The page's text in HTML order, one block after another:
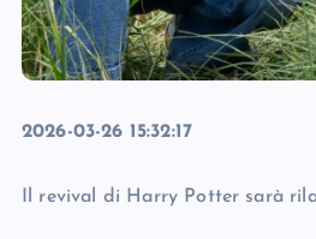
2026-03-26 15:32:17
Il revival di Harry Potter sarà